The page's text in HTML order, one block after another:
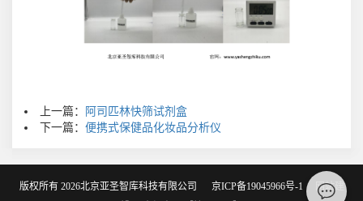
上一篇：
阿司匹林快筛试剂盒
下一篇： 便携式保健品化妆品分析仪
版权所有 2026北京亚圣智库科技有限公司 京ICP备19045966号-1
网站建